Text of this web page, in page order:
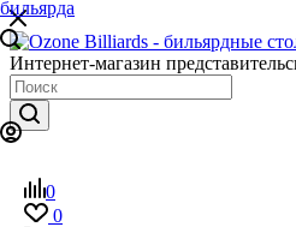
Интернет-магазин
0
0